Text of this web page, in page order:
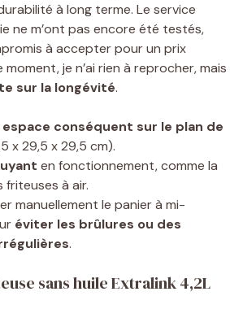
à long terme. Le service
ne m’ont pas encore été testés,
à accepter pour un prix
je n’ai rien à reprocher, mais
sur la longévité.
espace conséquent sur le plan de
x 29,5 x 29,5 cm).
en fonctionnement, comme la
à air.
manuellement le panier à mi-
éviter les brûlures ou des
.
sans huile Extralink 4,2L